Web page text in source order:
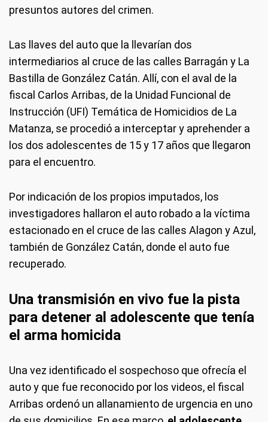
presuntos autores del crimen.
Las llaves del auto que la llevarían dos
intermediarios al cruce de las calles Barragán y La
Bastilla de González Catán. Allí, con el aval de la
fiscal Carlos Arribas, de la Unidad Funcional de
Instrucción (UFI) Temática de Homicidios de La
Matanza, se procedió a interceptar y aprehender a
los dos adolescentes de 15 y 17 años que llegaron
para el encuentro.
Por indicación de los propios imputados, los
investigadores hallaron el auto robado a la víctima
estacionado en el cruce de las calles Alagon y Azul,
también de González Catán, donde el auto fue
recuperado.
Una transmisión en vivo fue la pista
para detener al adolescente que tenía
el arma homicida
Una vez identificado el sospechoso que ofrecía el
auto y que fue reconocido por los videos, el fiscal
Arribas ordenó un allanamiento de urgencia en uno